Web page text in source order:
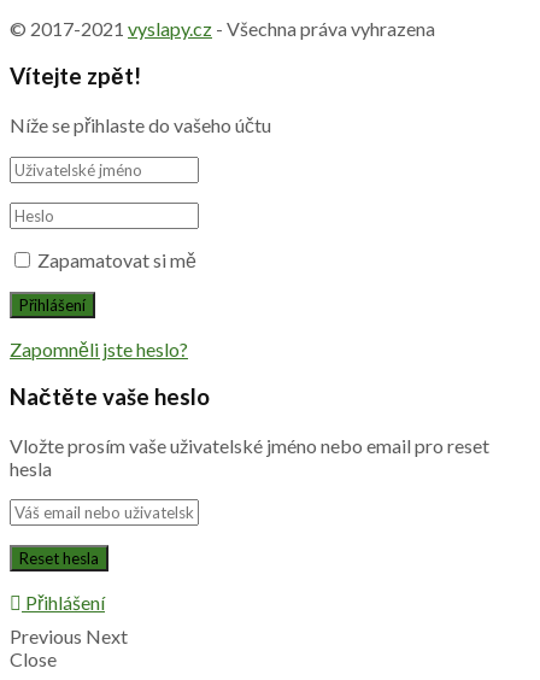
© 2017-2021 vyslapy.cz - Všechna práva vyhrazena
Vítejte zpět!
Níže se přihlaste do vašeho účtu
Zapamatovat si mě
Zapomněli jste heslo?
Načtěte vaše heslo
Vložte prosím vaše uživatelské jméno nebo email pro reset
hesla
Přihlášení
Previous Next
Close